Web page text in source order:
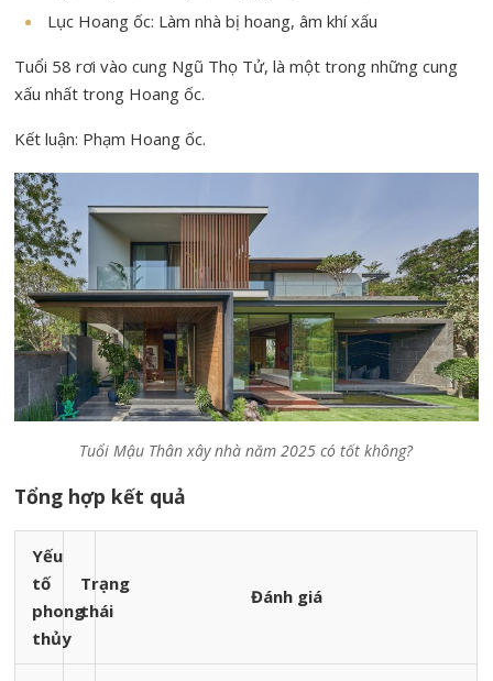
Lục Hoang ốc: Làm nhà bị hoang, âm khí xấu
Tuổi 58 rơi vào cung Ngũ Thọ Tử, là một trong những cung
xấu nhất trong Hoang ốc.
Kết luận: Phạm Hoang ốc.
Tuổi Mậu Thân xây nhà năm 2025 có tốt không?
Tổng hợp kết quả
Yếu
tố
phong
thủy
Trạng
thái
Đánh giá